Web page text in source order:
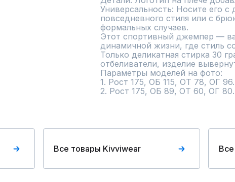
Универсальность: Носите его
повседневного стиля или с
формальных случаев.
Этот спортивный джемпер —
динамичной жизни, где стиль
Только деликатная стирка 30
отбеливатели, изделие
Параметры моделей на фото:
1. Рост 175, ОБ 115, ОТ 78, ОГ
2. Рост 175, ОБ 89, ОТ 60, ОГ
Все товары Kivviwear